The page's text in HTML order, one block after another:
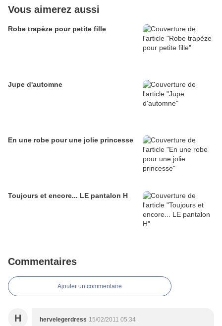
Vous aimerez aussi
Robe trapèze pour petite fille
Jupe d'automne
En une robe pour une jolie princesse
Toujours et encore... LE pantalon H
Commentaires
Ajouter un commentaire
H hervelegerdress 15/02/2011 05:34